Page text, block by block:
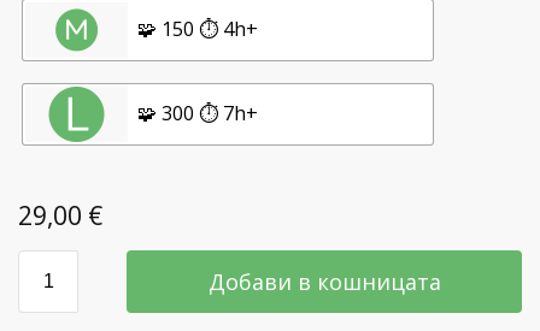
🧩 150 ⏱️ 4h+
🧩 300 ⏱️ 7h+
29,00 €
Добави в кошницата